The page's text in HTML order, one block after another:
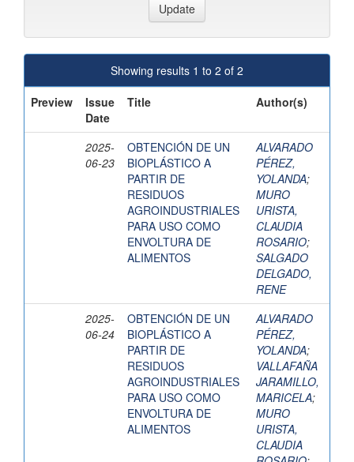
Showing results 1 to 2 of 2
Preview
Issue
Date
Title Author(s)
2025-
06-23
OBTENCIÓN DE UN
BIOPLÁSTICO A
PARTIR DE
RESIDUOS
AGROINDUSTRIALES
PARA USO COMO
ENVOLTURA DE
ALIMENTOS
ALVARADO
PÉREZ,
YOLANDA;
MURO
URISTA,
CLAUDIA
ROSARIO;
SALGADO
DELGADO,
RENE
2025-
06-24
OBTENCIÓN DE UN
BIOPLÁSTICO A
PARTIR DE
RESIDUOS
AGROINDUSTRIALES
PARA USO COMO
ENVOLTURA DE
ALIMENTOS
ALVARADO
PÉREZ,
YOLANDA;
VALLAFAÑA
JARAMILLO,
MARICELA;
MURO
URISTA,
CLAUDIA